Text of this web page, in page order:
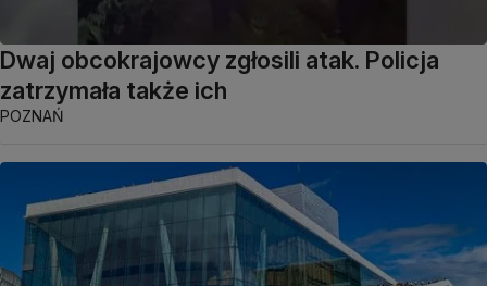
Dwaj obcokrajowcy zgłosili atak. Policja
zatrzymała także ich
POZNAŃ